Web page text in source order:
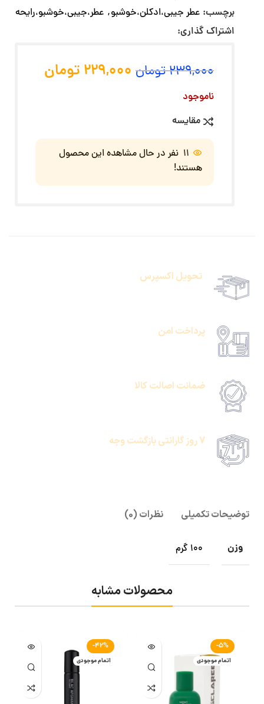
برچسب: عطر جیبی،ادکلن،خوشبو, عطر،جیبی،خوشبو،رایحه
اشتراک گذاری:
239,000تومان 229,000 تومان
ناموجود
مقایسه
11 نفر در حال مشاهده این محصول
هستند!
تحویل اکسپرس
پرداخت امن
ضمانت اصالت کالا
7 روز گارانتی بازگشت وجه
توضیحات تکمیلی نظرات (0)
وزن 100 گرم
محصولات مشابه
-5%
اتمام موجودی
-42%
اتمام موجودی